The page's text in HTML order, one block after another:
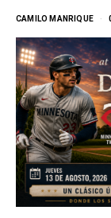
CAMILO MANRIQUE